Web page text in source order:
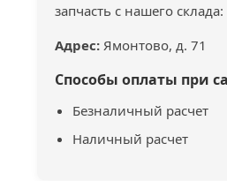
запчасть с нашего склада:
Адрес: Ямонтово, д. 71
Способы оплаты при
Безналичный расчет
Наличный расчет